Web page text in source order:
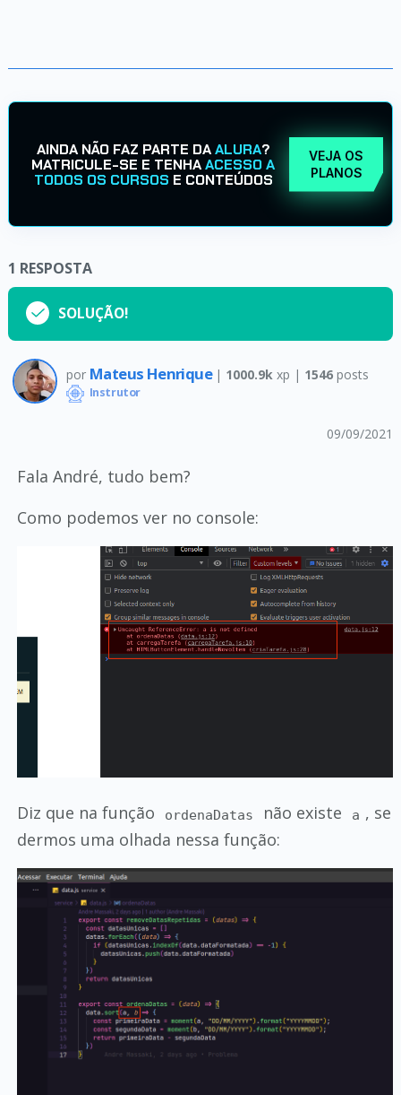
AINDA NÃO FAZ PARTE DAALURA?
MATRICULE-SE E TENHAACESSO A
TODOS OS CURSOS E CONTEÚDOS
VEJA OS
PLANOS
1 RESPOSTA
SOLUÇÃO!
por Mateus Henrique | 1000.9k xp | 1546 posts
Instrutor
09/09/2021
Fala André, tudo bem?
Como podemos ver no console:
Diz que na função ordenaDatas não existe a , se
dermos uma olhada nessa função: